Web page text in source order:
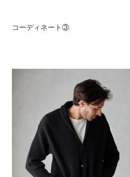
コーディネート③